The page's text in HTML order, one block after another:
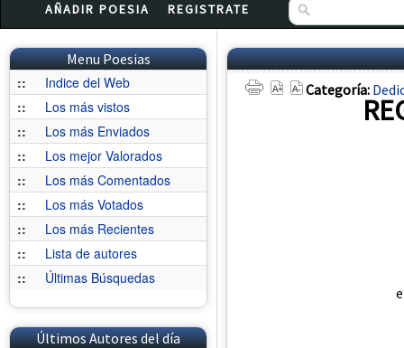
AÑADIR POESIA REGISTRATE
Menu Poesias
::
Indice del Web
::
Los más vistos
::
Los más Enviados
::
Los mejor Valorados
::
Los más Comentados
::
Los más Votados
::
Los más Recientes
::
Lista de autores
::
Últimas Búsquedas
Últimos Autores del día
Categoría: